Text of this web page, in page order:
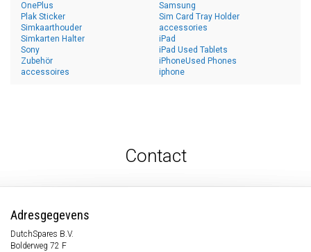
OnePlus
Plak Sticker
Samsung
Sim Card Tray Holder
Simkaarthouder
Simkarten Halter
Sony
Zubehör
accessoires
accessories
iPad
iPad Used Tablets
iPhoneUsed Phones
iphone
Contact
Adresgegevens
DutchSpares B.V.
Bolderweg 72 F